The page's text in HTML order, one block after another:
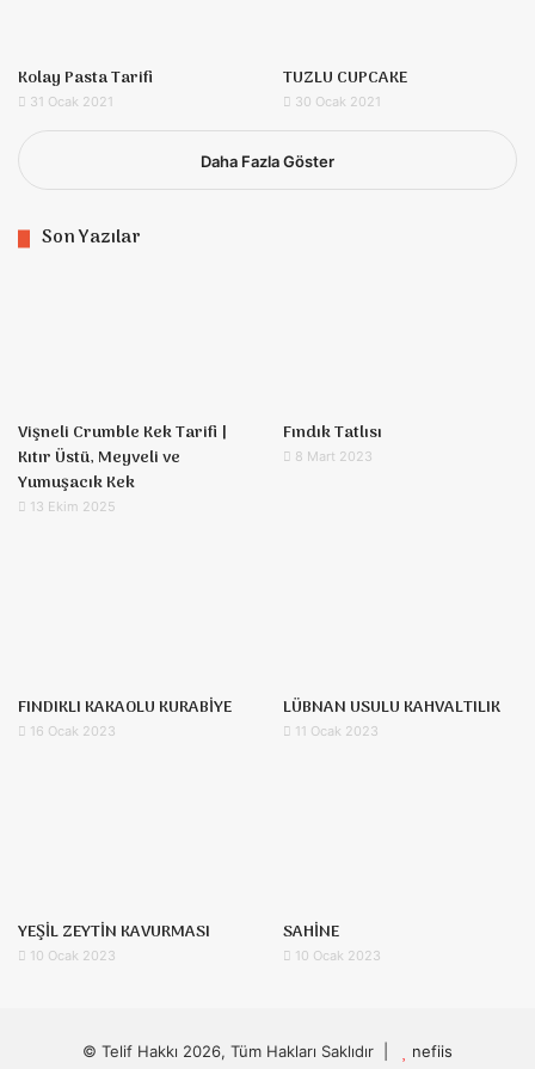
Kolay Pasta Tarifi
31 Ocak 2021
TUZLU CUPCAKE
30 Ocak 2021
Daha Fazla Göster
Son Yazılar
Vişneli Crumble Kek Tarifi |
Kıtır Üstü, Meyveli ve
Yumuşacık Kek
13 Ekim 2025
Fındık Tatlısı
8 Mart 2023
FINDIKLI KAKAOLU KURABİYE
16 Ocak 2023
LÜBNAN USULU KAHVALTILIK
11 Ocak 2023
YEŞİL ZEYTİN KAVURMASI
10 Ocak 2023
SAHİNE
10 Ocak 2023
© Telif Hakkı 2026, Tüm Hakları Saklıdır | nefiis